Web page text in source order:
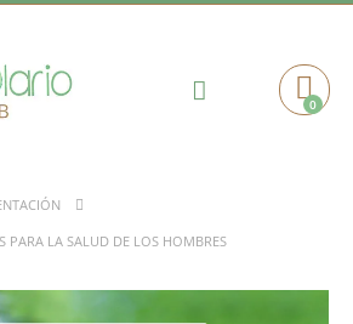
Cart0
PARA LA SALUD DE LOS HOMBRES